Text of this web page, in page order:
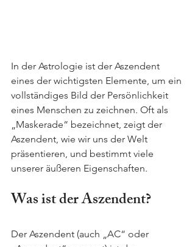
In der Astrologie ist der Aszendent
eines der wichtigsten Elemente, um ein
vollständiges Bild der Persönlichkeit
eines Menschen zu zeichnen. Oft als
„Maskerade“ bezeichnet, zeigt der
Aszendent, wie wir uns der Welt
präsentieren, und bestimmt viele
unserer äußeren Eigenschaften.
Was ist der Aszendent?
Der Aszendent (auch „AC“ oder